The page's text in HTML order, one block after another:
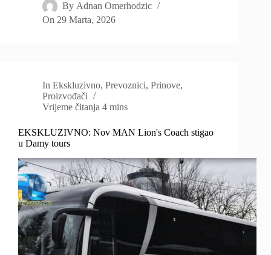
By Adnan Omerhodzic
On 29 Marta, 2026
In Ekskluzivno,Prevoznici,Prinove,
Proizvođači
Vrijeme čitanja 4 mins
EKSKLUZIVNO: Nov MAN Lion's Coach stigao
u Damy tours